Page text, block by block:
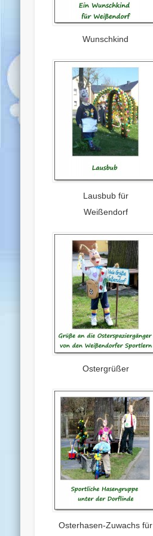
Wunschkind
Lausbub für
Weißendorf
Ostergrüßer
Osterhasen-Zuwachs für